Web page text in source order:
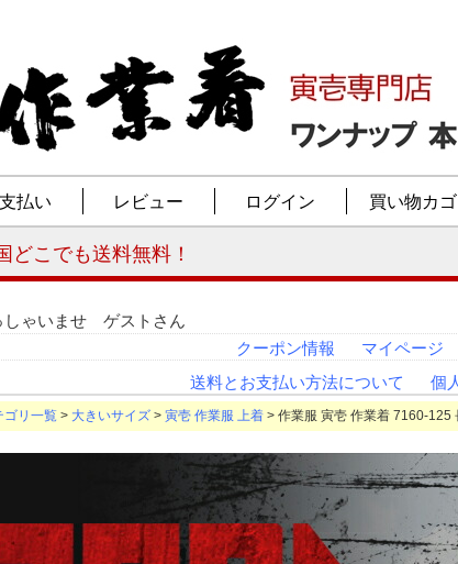
しゃいませ ゲストさん
クーポン情報
マイページ
送料とお支払い方法について
個
ゴリ一覧 > 大きいサイズ > 寅壱 作業服 上着 > 作業服 寅壱 作業着 7160-125